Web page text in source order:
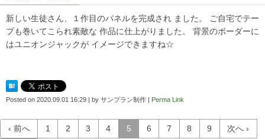
新しい生徒さん、１作目のパネルを完成され ました。 ご自宅でテー
プも巻いてこられ素敵な 作品に仕上がりました。 背景のボーダーに
はユニオンジャックが イメージできますね☆
Posted on 2020.09.01 16:29 | by サンプラン制作 | Perma Link
‹ 前へ 1 2 3 4 5 6 7 8 9 次へ ›